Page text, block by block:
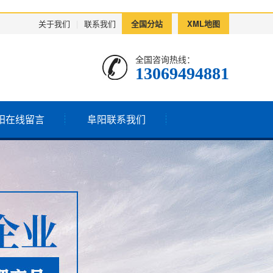
关于我们 联系我们 全国分站 XML地图
全国咨询热线：
13069494881
在线留言 阜阳联系我们